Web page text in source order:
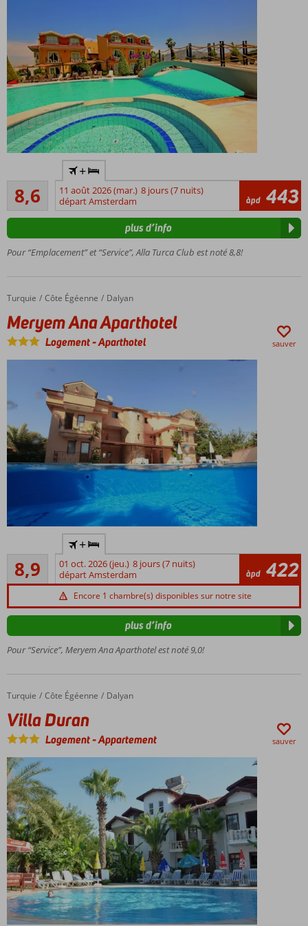
de Dalyan
Superbe
piscine
Possibilité
de demi-
8,6Recommandé
59
commentaires
+
11 août 2026 (mar.) 8 jours (7 nuits)
départ Amsterdam
àpd 443
Pour “Emplacement” et “Service”, Alla Turca Club est noté 8,8!
plus d’info
Accueil
Turquie Côte Égéenne Dalyan
Meryem Ana Aparthotel
Meryem Ana Aparthotel
Logement-Aparthotel sauver
des
vacanciers
Récemment
rénové
d'hôtel et
appartements
qualité
8,9
Recommandé
56
commentaires
+
01 oct. 2026 (jeu.) 8 jours (7 nuits)
départ Amsterdam
àpd 422
Encore 1 chambre(s) disponibles sur notre site
Pour “Service”, Meryem Ana Aparthotel est noté 9,0!
plus d’info
Accueil
Turquie Côte Égéenne Dalyan
Villa Duran
Villa Duran
Logement-Appartement sauver